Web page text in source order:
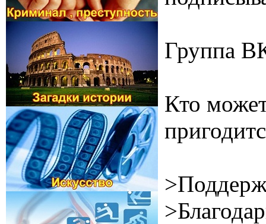
Группа
Кто